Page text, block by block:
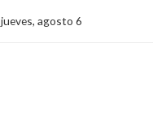
jueves, agosto 6